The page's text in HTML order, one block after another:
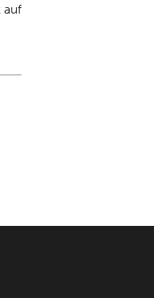
auf